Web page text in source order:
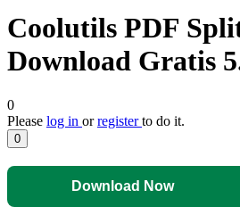
Coolutils PDF
Download Gratis
0
Please log in orregisterto do it.
0
Download Now